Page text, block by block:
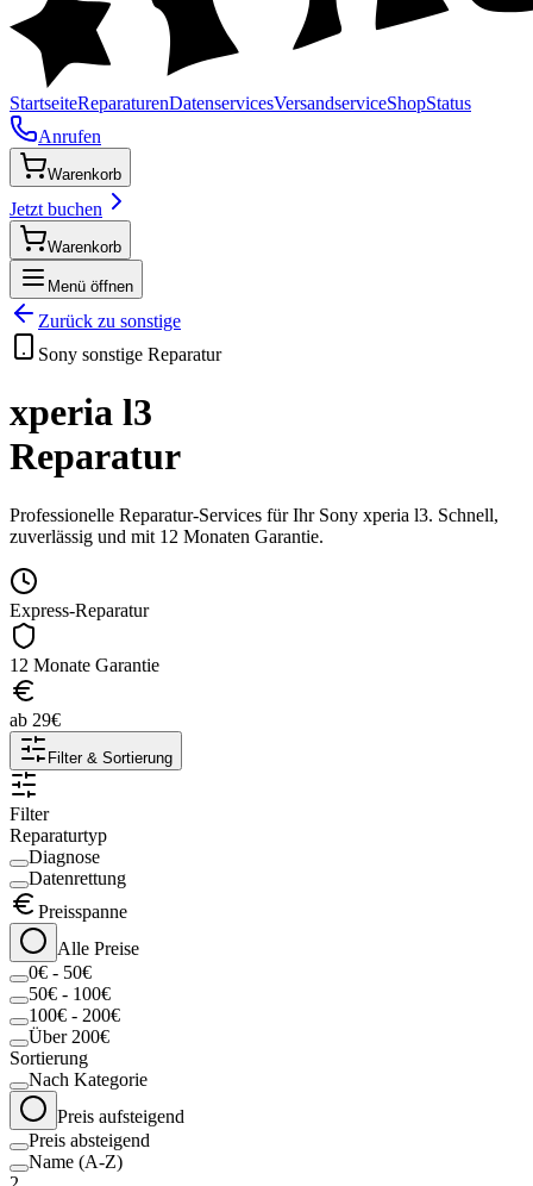
StartseiteReparaturenDatenservicesVersandserviceShopStatus
Anrufen
Warenkorb
Jetzt buchen
Warenkorb
Menü öffnen
Zurück zu sonstige
Sony sonstige Reparatur
xperia l3
Reparatur
Professionelle Reparatur-Services für Ihr Sony xperia l3. Schnell,
zuverlässig und mit 12 Monaten Garantie.
Express-Reparatur
12 Monate Garantie
ab 29€
Filter & Sortierung
Filter
Reparaturtyp
Diagnose
Datenrettung
Preisspanne
Alle Preise
0€ - 50€
50€ - 100€
100€ - 200€
Über 200€
Sortierung
Nach Kategorie
Preis aufsteigend
Preis absteigend
Name (A-Z)